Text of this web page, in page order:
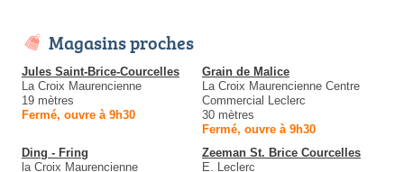
Magasins proches
Jules Saint-Brice-Courcelles
La Croix Maurencienne
19 mètres
Fermé, ouvre à 9h30
Grain de Malice
La Croix Maurencienne Centre
Commercial Leclerc
30 mètres
Fermé, ouvre à 9h30
Ding - Fring
la Croix Maurencienne
Zeeman St. Brice Courcelles
E. Leclerc